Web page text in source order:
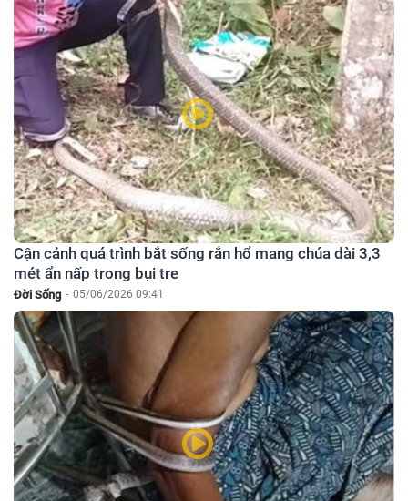
Cận cảnh quá trình bắt sống rắn hổ mang chúa dài 3,3
mét ẩn nấp trong bụi tre
Đời Sống - 05/06/2026 09:41